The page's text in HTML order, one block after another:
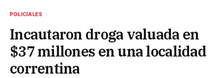
POLICIALES
Incautaron droga valuada en
$37 millones en una localidad
correntina